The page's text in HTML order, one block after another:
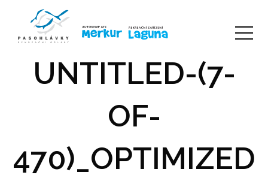
UNTITLED-(7-
OF-
470)_OPTIMIZED